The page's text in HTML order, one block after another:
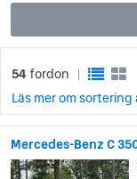
Mercedes
bilen
Mercedes Benz
allra första bilen.
Benz företag,
biltillverkaren
54 fordon
Läs mer om sortering